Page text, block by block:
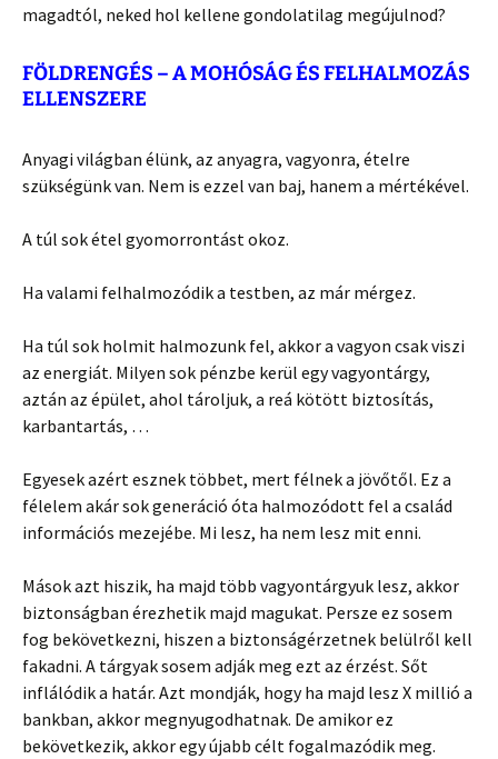
magadtól, neked hol kellene gondolatilag megújulnod?
FÖLDRENGÉS – A MOHÓSÁG ÉS FELHALMOZÁS
ELLENSZERE
Anyagi világban élünk, az anyagra, vagyonra, ételre
szükségünk van. Nem is ezzel van baj, hanem a mértékével.
A túl sok étel gyomorrontást okoz.
Ha valami felhalmozódik a testben, az már mérgez.
Ha túl sok holmit halmozunk fel, akkor a vagyon csak viszi
az energiát. Milyen sok pénzbe kerül egy vagyontárgy,
aztán az épület, ahol tároljuk, a reá kötött biztosítás,
karbantartás, …
Egyesek azért esznek többet, mert félnek a jövőtől. Ez a
félelem akár sok generáció óta halmozódott fel a család
információs mezejébe. Mi lesz, ha nem lesz mit enni.
Mások azt hiszik, ha majd több vagyontárgyuk lesz, akkor
biztonságban érezhetik majd magukat. Persze ez sosem
fog bekövetkezni, hiszen a biztonságérzetnek belülről kell
fakadni. A tárgyak sosem adják meg ezt az érzést. Sőt
inflálódik a határ. Azt mondják, hogy ha majd lesz X millió a
bankban, akkor megnyugodhatnak. De amikor ez
bekövetkezik, akkor egy újabb célt fogalmazódik meg.